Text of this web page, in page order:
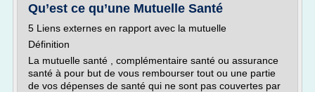
Qu’est ce qu’une Mutuelle Santé
5 Liens externes en rapport avec la mutuelle
Définition
La mutuelle santé , complémentaire santé ou assurance
santé à pour but de vous rembourser tout ou une partie
de vos dépenses de santé qui ne sont pas couvertes par